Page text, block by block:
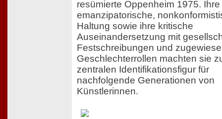
resümierte Oppenheim 1975. Ihre
emanzipatorische,
Haltung sowie ihre kritische
Auseinandersetzung mit
Festschreibungen und
Geschlechterrollen machten sie
zentralen Identifikationsfigur für
nachfolgende Generationen von
Künstlerinnen.